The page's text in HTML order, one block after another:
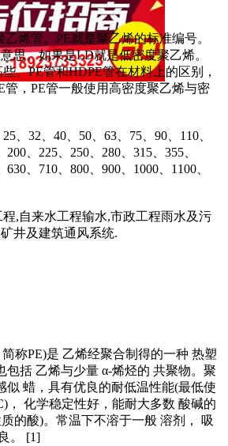
烯管。PE就是聚乙烯的标准编号。
思。如果是LD就是低密度聚乙烯。
。PE管和HDPE管在材料上的区别，
管，PE管一般使用高密度聚乙烯与密
、32、40、50、63、75、90、110、
、225、250、280、315、355、
、710、800、900、1000、1100、
,自来水工程输水,市政工程雨水及污
井及建筑通风系统.
简称PE)是 乙烯经聚合制得的一种 热塑
包括 乙烯与少量 α-烯烃的 共聚物。聚
似 蜡，具有优良的耐低温性能(最低使
， 化学稳定性好，能耐大多数 酸碱的
的酸)。常温下不溶于一般 溶剂， 吸
。 [1]